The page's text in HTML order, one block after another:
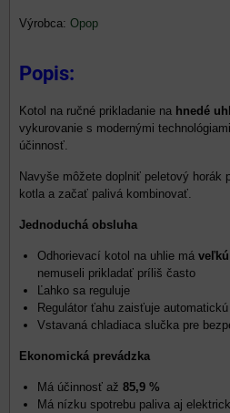
Výrobca: Opop
Popis:
Kotol na ručné prikladanie na hnedé
vykurovanie s modernými
účinnosť.
Navyše môžete doplniť peletový horák
kotla a začať palivá kombinovať.
Jednoduchá obsluha
Odhorievací kotol na uhlie má
nemuseli prikladať príliš často
Ľahko sa reguluje
Regulátor ťahu zaisťuje
Vstavaná chladiaca slučka pre
Ekonomická prevádzka
Má účinnosť až 85,9 %
Má nízku spotrebu paliva aj